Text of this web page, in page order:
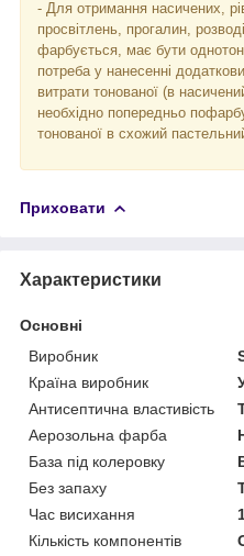
- Для отримання насичених,
просвітлень, прогалин,
фарбується, має бути
потреба у нанесенні
витрати тонованої (в
необхідно попередньо
тонованої в схожий пастельний
Приховати
Характеристики
Основні
Виробник
Країна виробник
Антисептична властивість
Аерозольна фарба
База під колеровку
Без запаху
Час висихання
Кількість компонентів